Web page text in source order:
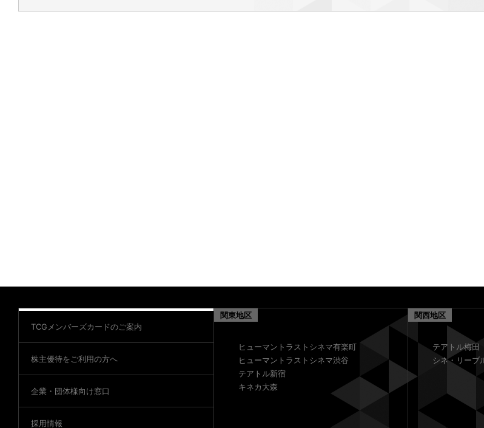
TCGメンバーズカードのご案内
株主優待をご利用の方へ
企業・団体様向け窓口
採用情報
関東地区
ヒューマントラストシネマ有楽町
ヒューマントラストシネマ渋谷
テアトル新宿
キネカ大森
関西地区
テアトル梅田
シネ・リーブ